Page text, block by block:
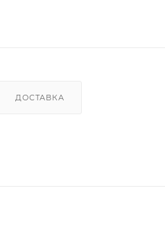
ДОСТАВКА